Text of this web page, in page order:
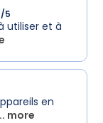
/5
utiliser et à
en
more